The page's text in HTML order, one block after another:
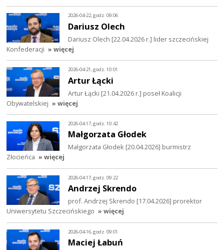
2026-04-22, godz. 09:06
Dariusz Olech
Dariusz Olech [22.04.2026 r.] lider szczecińskiej
Konfederacji » więcej
2026-04-21, godz. 10:01
Artur Łącki
Artur Łącki [21.04.2026 r.] poseł Koalicji
Obywatelskiej » więcej
2026-04-17, godz. 10:42
Małgorzata Głodek
Małgorzata Głodek [20.04.2026] burmistrz
Złocieńca » więcej
2026-04-17, godz. 09:22
Andrzej Skrendo
prof. Andrzej Skrendo [17.04.2026] prorektor
Uniwersytetu Szczecińskiego » więcej
2026-04-16, godz. 09:01
Maciej Łabuń